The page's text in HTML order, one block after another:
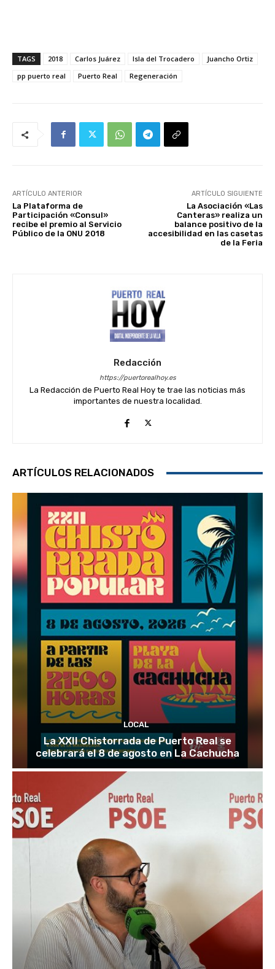
TAGS 2018 Carlos Juárez Isla del Trocadero
Juancho Ortiz
pp puerto real
Puerto Real Regeneración
ARTÍCULO ANTERIOR
La Plataforma de
Participación «Consul»
recibe el premio al Servicio
Público de la ONU 2018
ARTÍCULO SIGUIENTE
La Asociación «Las
Canteras» realiza un
balance positivo de la
accesibilidad en las casetas
de la Feria
Redacción
https://puertorealhoy.es
La Redacción de Puerto Real Hoy te trae las noticias más
importantes de nuestra localidad.
ARTÍCULOS RELACIONADOS
LOCAL
La XXII Chistorrada de Puerto Real se
celebrará el 8 de agosto en La Cachucha